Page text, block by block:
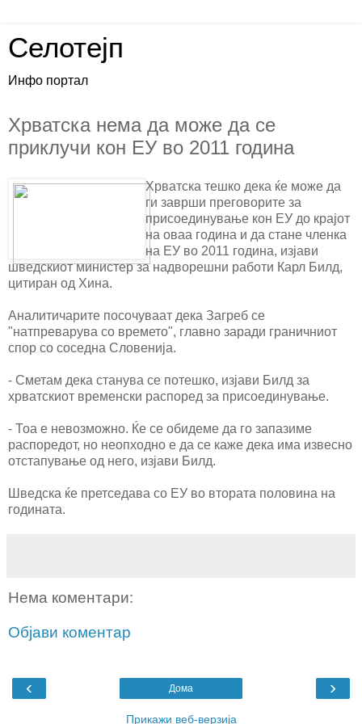
Селотејп
Инфо портал
Хрватска нема да може да се
приклучи кон ЕУ во 2011 година
Хрватска тешко дека ќе може да
ги заврши преговорите за
присоединување кон ЕУ до крајот
на оваа година и да стане членка
на ЕУ во 2011 година, изјави
шведскиот министер за надворешни работи Карл Билд,
цитиран од Хина.
Аналитичарите посочуваат дека Загреб се
"натпреварува со времето", главно заради граничниот
спор со соседна Словенија.
- Сметам дека станува се потешко, изјави Билд за
хрватскиот временски распоред за присоединување.
- Тоа е невозможно. Ќе се обидеме да го запазиме
распоредот, но неопходно е да се каже дека има извесно
отстапување од него, изјави Билд.
Шведска ќе претседава со ЕУ во втората половина на
годината.
Нема коментари:
Објави коментар
‹ ›
Дома
Прикажи веб-верзија